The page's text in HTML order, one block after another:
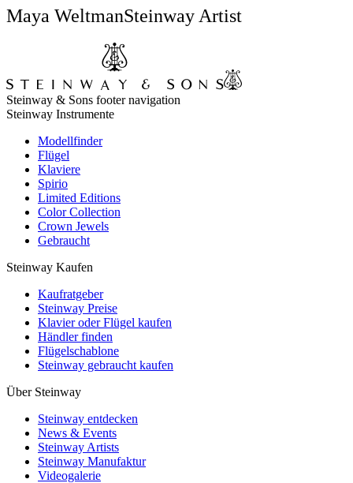
Maya WeltmanSteinway Artist
Steinway & Sons footer navigation
Steinway Instrumente
Modellfinder
Flügel
Klaviere
Spirio
Limited Editions
Color Collection
Crown Jewels
Gebraucht
Steinway Kaufen
Kaufratgeber
Steinway Preise
Klavier oder Flügel kaufen
Händler finden
Flügelschablone
Steinway gebraucht kaufen
Über Steinway
Steinway entdecken
News & Events
Steinway Artists
Steinway Manufaktur
Videogalerie